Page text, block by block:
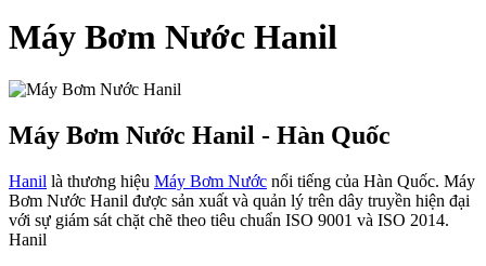
Máy Bơm Nước Hanil
Máy Bơm Nước Hanil - Hàn Quốc
Hanil là thương hiệu Máy Bơm Nước nổi tiếng của Hàn Quốc. Máy
Bơm Nước Hanil được sản xuất và quản lý trên dây truyền hiện đại
với sự giám sát chặt chẽ theo tiêu chuẩn ISO 9001 và ISO 2014.
Hanil